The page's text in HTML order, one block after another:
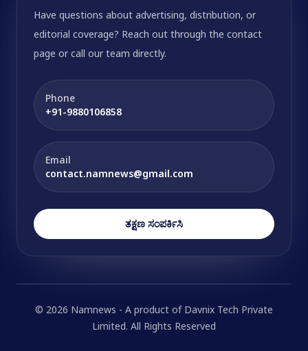
Have questions about advertising, distribution, or
editorial coverage? Reach out through the contact
page or call our team directly.
Phone
+91-9880106858
Email
contact.namnews@gmail.com
ತಕ್ಷಣ ಸಂಪರ್ಕಿಸಿ
© 2026 Namnews - A product of Davnix Tech Private
Limited. All Rights Reserved